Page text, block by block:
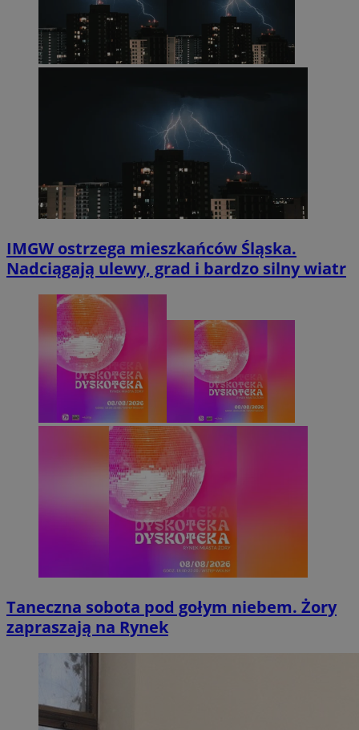
IMGW ostrzega mieszkańców Śląska.
Nadciągają ulewy, grad i bardzo silny wiatr
Taneczna sobota pod gołym niebem. Żory
zapraszają na Rynek